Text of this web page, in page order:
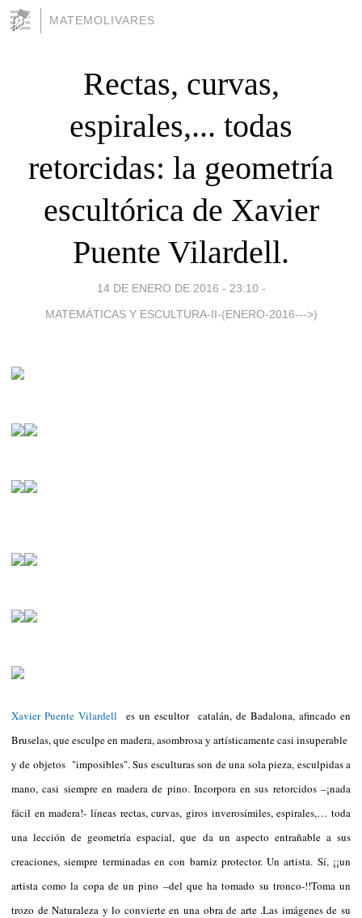
MATEMOLIVARES
Rectas, curvas,
espirales,... todas
retorcidas: la geometría
escultórica de Xavier
Puente Vilardell.
14 DE ENERO DE 2016 - 23:10 -
MATEMÁTICAS Y ESCULTURA-II-(ENERO-2016--->)
Xavier Puente Vilardell es un escultor catalán, de Badalona, afincado en
Bruselas, que esculpe en madera, asombrosa y artísticamente casi insuperable
y de objetos "imposibles". Sus esculturas son de una sola pieza, esculpidas a
mano, casi siempre en madera de pino. Incorpora en sus retorcidos –¡nada
fácil en madera!- líneas rectas, curvas, giros inverosímiles, espirales,… toda
una lección de geometría espacial, que da un aspecto entrañable a sus
creaciones, siempre terminadas en con barniz protector. Un artista. Sí, ¡¡un
artista como la copa de un pino –del que ha tomado su tronco-!!Toma un
trozo de Naturaleza y lo convierte en una obra de arte .Las imágenes de su